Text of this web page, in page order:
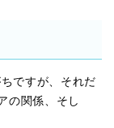
ですが、それだ
の関係、そし